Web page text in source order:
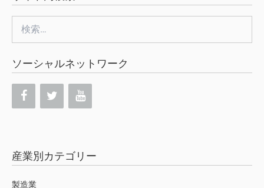
索:
ソーシャルネットワーク
産業別カテゴリー
製造業